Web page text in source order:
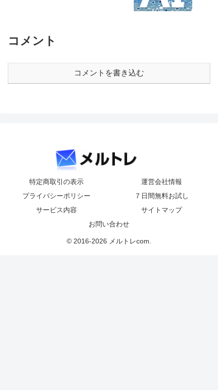
コメント
コメントを書き込む
特定商取引の表示
運営会社情報
プライバシーポリシー
７日間無料お試し
サービス内容
サイトマップ
お問い合わせ
© 2016-2026 メルトレcom.